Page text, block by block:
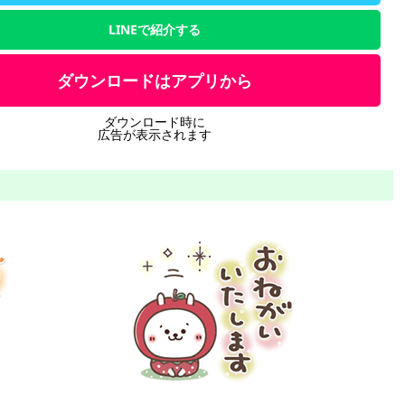
LINEで紹介する
ダウンロードはアプリから
ダウンロード時に
広告が表示されます